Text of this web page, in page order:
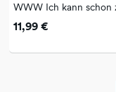
WWW Ich kann schon
11,99 €